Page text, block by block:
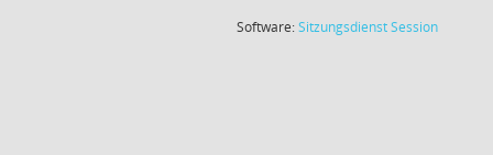
Software:SitzungsdienstSession(Wird in